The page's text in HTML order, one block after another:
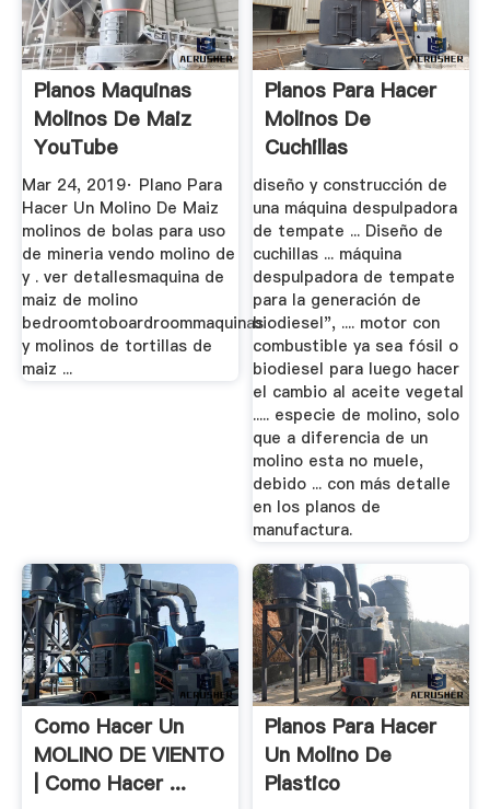
Planos Maquinas
Molinos De Maiz
YouTube
Mar 24, 2019· Plano Para
Hacer Un Molino De Maiz
molinos de bolas para uso
de mineria vendo molino de
y . ver detallesmaquina de
maiz de molino
bedroomtoboardroommaquinas
y molinos de tortillas de
maiz ...
Planos Para Hacer
Molinos De
Cuchillas
diseño y construcción de
una máquina despulpadora
de tempate ... Diseño de
cuchillas ... máquina
despulpadora de tempate
para la generación de
biodiesel", .... motor con
combustible ya sea fósil o
biodiesel para luego hacer
el cambio al aceite vegetal
..... especie de molino, solo
que a diferencia de un
molino esta no muele,
debido ... con más detalle
en los planos de
manufactura.
Como Hacer Un
MOLINO DE VIENTO
| Como Hacer ...
Planos Para Hacer
Un Molino De
Plastico